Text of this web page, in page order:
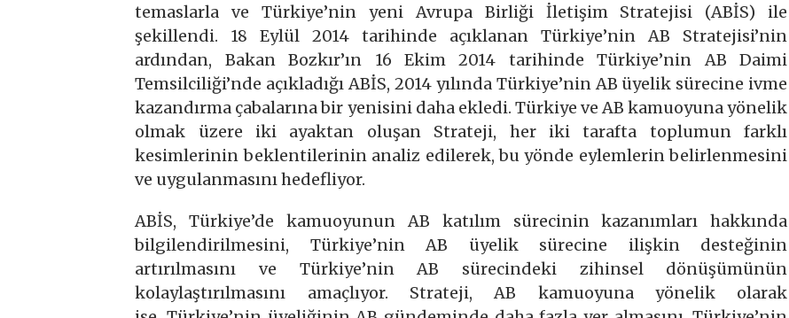
temaslarla ve Türkiye’nin yeni Avrupa Birliği İletişim Stratejisi (ABİS) ile
şekillendi. 18 Eylül 2014 tarihinde açıklanan Türkiye’nin AB Stratejisi’nin
ardından, Bakan Bozkır’ın 16 Ekim 2014 tarihinde Türkiye’nin AB Daimi
Temsilciliği’nde açıkladığı ABİS, 2014 yılında Türkiye’nin AB üyelik sürecine ivme
kazandırma çabalarına bir yenisini daha ekledi. Türkiye ve AB kamuoyuna yönelik
olmak üzere iki ayaktan oluşan Strateji, her iki tarafta toplumun farklı
kesimlerinin beklentilerinin analiz edilerek, bu yönde eylemlerin belirlenmesini
ve uygulanmasını hedefliyor.
ABİS, Türkiye’de kamuoyunun AB katılım sürecinin kazanımları hakkında
bilgilendirilmesini, Türkiye’nin AB üyelik sürecine ilişkin desteğinin
artırılmasını ve Türkiye’nin AB sürecindeki zihinsel dönüşümünün
kolaylaştırılmasını amaçlıyor. Strateji, AB kamuoyuna yönelik olarak